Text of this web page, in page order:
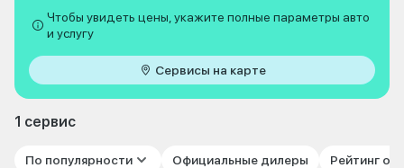
Чтобы увидеть цены, укажите полные параметры авто
и услугу
Сервисы на карте
1 сервис
По популярности Официальные дилеры Рейтинг